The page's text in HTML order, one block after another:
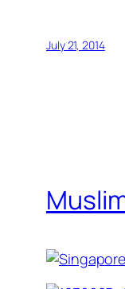
July 21, 2014